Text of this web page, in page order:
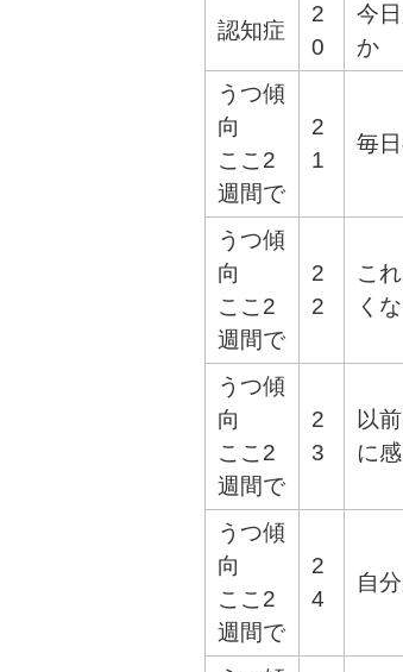
認知症
2
0
今
か
うつ傾
向
ここ2
週間で
2
1
毎
うつ傾
向
ここ2
週間で
2
2
こ
く
うつ傾
向
ここ2
週間で
2
3
以
に
うつ傾
向
ここ2
週間で
2
4
自